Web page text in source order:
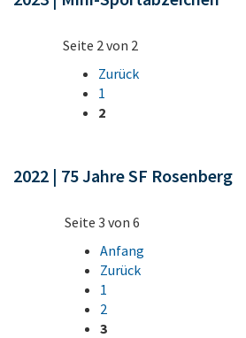
Seite 2 von 2
Zurück
1
2
2022 | 75 Jahre SF Rosenberg
Seite 3 von 6
Anfang
Zurück
1
2
3